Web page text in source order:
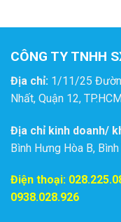
CÔNG TY TNHH
Địa chỉ: 1/11/25
Nhất, Quận 12,
Địa chỉ kinh doanh/
Bình Hưng Hòa B, Bình
Điện thoại:
0938.028.926